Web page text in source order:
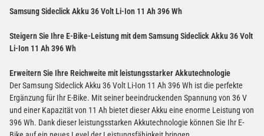
Samsung Sideclick Akku 36 Volt Li-Ion 11 Ah 396 Wh
Steigern Sie Ihre E-Bike-Leistung mit dem Samsung Sideclick Akku 36 Volt
Li-Ion 11 Ah 396 Wh
Erweitern Sie Ihre Reichweite mit leistungsstarker Akkutechnologie
Der Samsung Sideclick Akku 36 Volt Li-Ion 11 Ah 396 Wh ist die perfekte
Ergänzung für Ihr E-Bike. Mit seiner beeindruckenden Spannung von 36 V
und einer Kapazität von 11 Ah bietet dieser Akku eine enorme Leistung von
396 Wh. Dank dieser leistungsstarken Akkutechnologie können Sie Ihr E-